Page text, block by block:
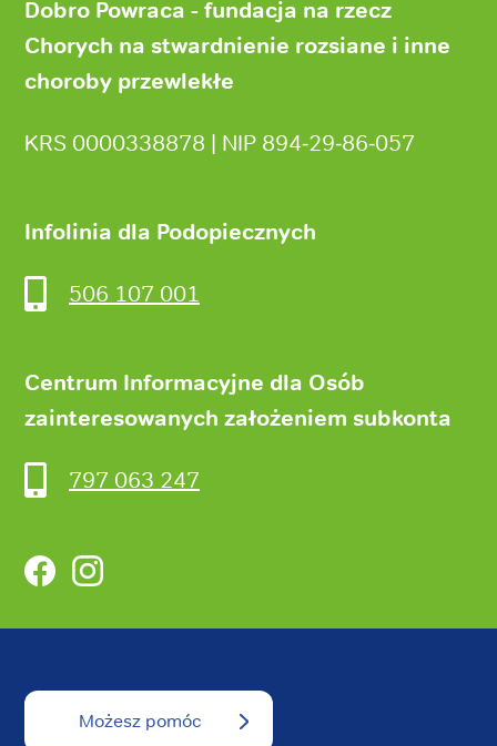
stronyDobro Powraca - fundacja na rzecz
Chorych na stwardnienie rozsiane i inne
choroby przewlekłe
KRS 0000338878 | NIP 894‑29‑86‑057
Infolinia dla Podopiecznych
506 107 001
Centrum Informacyjne dla Osób
zainteresowanych założeniem subkonta
797 063 247
FacebookInstagram
Możesz pomóc